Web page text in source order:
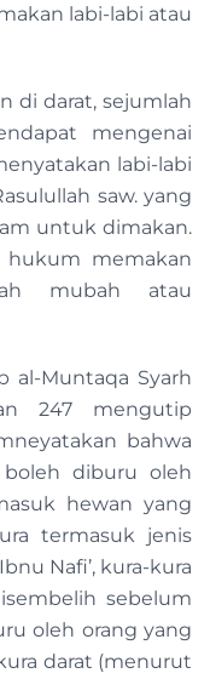
labi-labi atau
di darat, sejumlah
mengenai
labi-labi
saw. yang
untuk dimakan.
hukum memakan
mubah atau
al-Muntaqa Syarh
247 mengutip
bahwa
boleh diburu oleh
hewan yang
termasuk jenis
Nafi’, kura-kura
sebelum
oleh orang yang
darat (menurut